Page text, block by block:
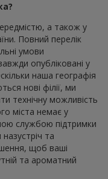
а також у
Повний перелік
умови
опубліковані у
наша географія
нові філії, ми
технічну можливість
міста немає у
службою підтримки
та
щоб ваші
та ароматний